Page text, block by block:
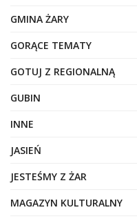
GMINA ŻARY
GORĄCE TEMATY
GOTUJ Z REGIONALNĄ
GUBIN
INNE
JASIEŃ
JESTEŚMY Z ŻAR
MAGAZYN KULTURALNY